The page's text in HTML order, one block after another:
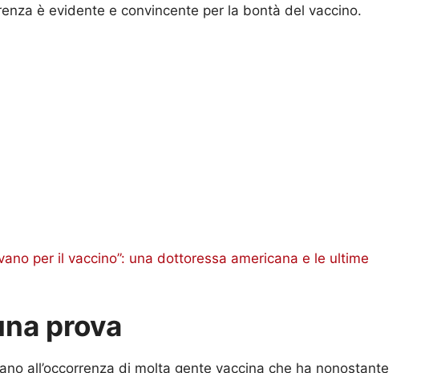
è evidente e convincente per la bontà del vaccino.
per il vaccino”: una dottoressa americana e le ultime
prova
all’occorrenza di molta gente vaccina che ha nonostante